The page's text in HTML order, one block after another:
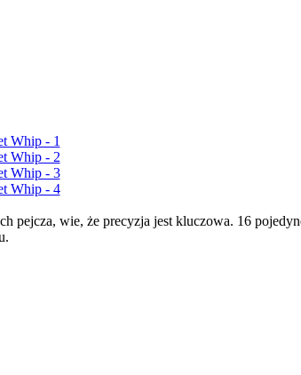
wie, że precyzja jest kluczowa. 16